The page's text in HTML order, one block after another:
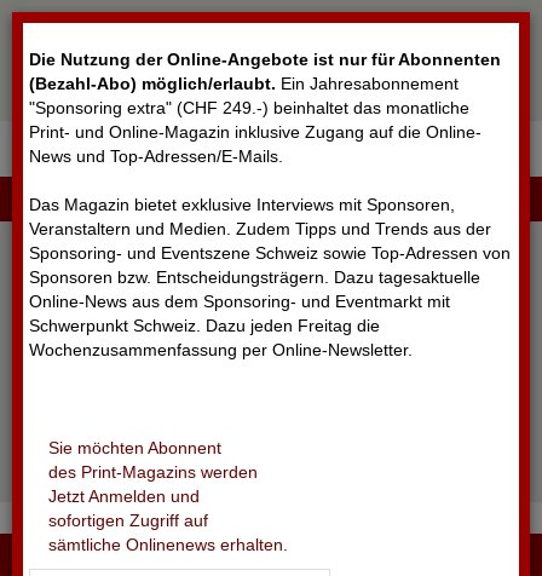
Die Nutzung der Online-Angebote ist nur für Abonnenten
(Bezahl-Abo) möglich/erlaubt. Ein Jahresabonnement
"Sponsoring extra" (CHF 249.-) beinhaltet das monatliche
Print- und Online-Magazin inklusive Zugang auf die Online-
News und Top-Adressen/E-Mails.
Das Magazin bietet exklusive Interviews mit Sponsoren,
Veranstaltern und Medien. Zudem Tipps und Trends aus der
Sponsoring- und Eventszene Schweiz sowie Top-Adressen von
Sponsoren bzw. Entscheidungsträgern. Dazu tagesaktuelle
Online-News aus dem Sponsoring- und Eventmarkt mit
Schwerpunkt Schweiz. Dazu jeden Freitag die
Wochenzusammenfassung per Online-Newsletter.
Sie möchten Abonnent
des Print-Magazins werden
Jetzt Anmelden und
sofortigen Zugriff auf
sämtliche Onlinenews erhalten.
LOGIN
Passwort vergessen?
Noch nicht registriert?
28.05.2026 - WEMF
Cookie-Einstellungen